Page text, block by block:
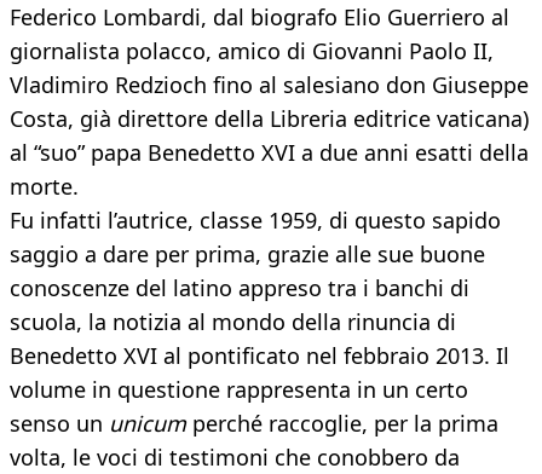
Federico Lombardi, dal biografo Elio Guerriero al
giornalista polacco, amico di Giovanni Paolo II,
Vladimiro Redzioch fino al salesiano don Giuseppe
Costa, già direttore della Libreria editrice vaticana)
al “suo” papa Benedetto XVI a due anni esatti della
morte.
Fu infatti l’autrice, classe 1959, di questo sapido
saggio a dare per prima, grazie alle sue buone
conoscenze del latino appreso tra i banchi di
scuola, la notizia al mondo della rinuncia di
Benedetto XVI al pontificato nel febbraio 2013. Il
volume in questione rappresenta in un certo
senso un unicumperché raccoglie, per la prima
volta, le voci di testimoni che conobbero da